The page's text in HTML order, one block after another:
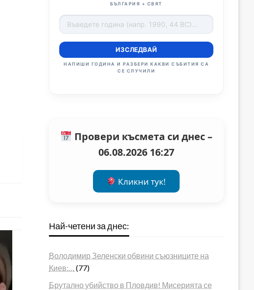
БЪЛГАРИЯ + СВЯТ
ИЗСЛЕДВАЙ
НАПИШИ ГОДИНА И РАЗБЕРИ КАКВИ СЪБИТИЯ СА
СЕ СЛУЧИЛИ
Провери късмета си днес –
06.08.2026 16:27
Кликни тук!
Най-четени за днес:
Володимир Зеленски обвини съюзниците на
Киев:…
(77)
Брутално убийство в Пловдив! Мисерията се